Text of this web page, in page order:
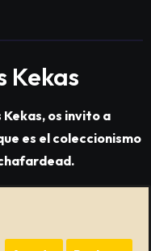
Kekas
Kekas, os invito a
es el coleccionismo
.